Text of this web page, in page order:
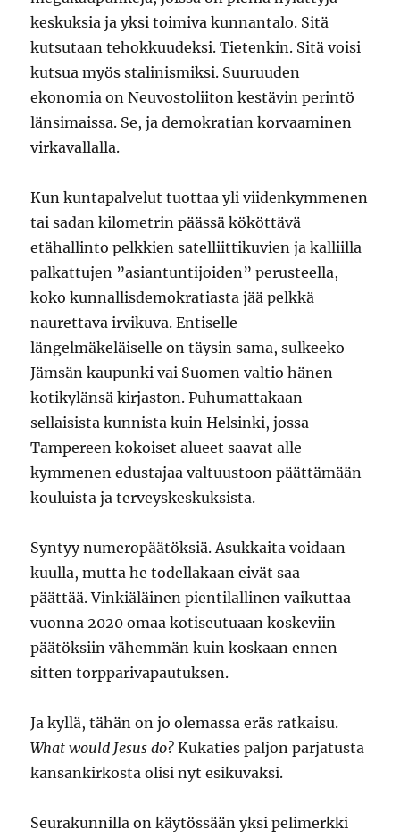
keskuksia ja yksi toimiva kunnantalo. Sitä
kutsutaan tehokkuudeksi. Tietenkin. Sitä voisi
kutsua myös stalinismiksi. Suuruuden
ekonomia on Neuvostoliiton kestävin perintö
länsimaissa. Se, ja demokratian korvaaminen
virkavallalla.
Kun kuntapalvelut tuottaa yli viidenkymmenen
tai sadan kilometrin päässä kököttävä
etähallinto pelkkien satelliittikuvien ja kalliilla
palkattujen ”asiantuntijoiden” perusteella,
koko kunnallisdemokratiasta jää pelkkä
naurettava irvikuva. Entiselle
längelmäkeläiselle on täysin sama, sulkeeko
Jämsän kaupunki vai Suomen valtio hänen
kotikylänsä kirjaston. Puhumattakaan
sellaisista kunnista kuin Helsinki, jossa
Tampereen kokoiset alueet saavat alle
kymmenen edustajaa valtuustoon päättämään
kouluista ja terveyskeskuksista.
Syntyy numeropäätöksiä. Asukkaita voidaan
kuulla, mutta he todellakaan eivät saa
päättää. Vinkiäläinen pientilallinen vaikuttaa
vuonna 2020 omaa kotiseutuaan koskeviin
päätöksiin vähemmän kuin koskaan ennen
sitten torpparivapautuksen.
Ja kyllä, tähän on jo olemassa eräs ratkaisu.
What would Jesus do?Kukaties paljon parjatusta
kansankirkosta olisi nyt esikuvaksi.
Seurakunnilla on käytössään yksi pelimerkki